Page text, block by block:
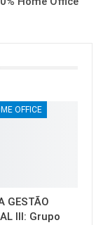
OFFICE
GESTÃO
III: Grupo